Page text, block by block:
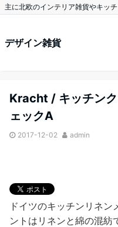
主に北欧のインテリア雑貨やキッ
デザイン雑貨
Kracht / キッチン
ェックA
2017-12-02 admin
ドイツのキッチンリネ
ントはリネンと綿の混紡